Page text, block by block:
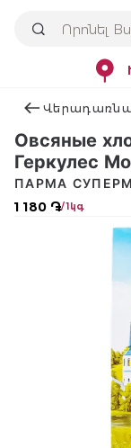
Овсяные
Геркулес
1 180 ֏/ 1կգ
ПАРМА